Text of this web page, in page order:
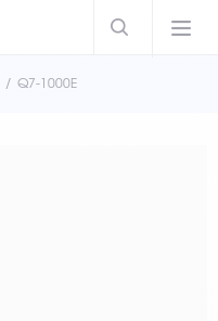
Q7-1000E